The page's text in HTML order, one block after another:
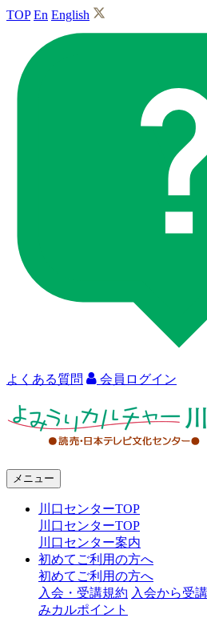
TOP En English
よくある質問 会員ログイン
メニュー
川口センターTOP
川口センターTOP
川口センター案内
初めてご利用の方へ
初めてご利用の方へ
入会・受講規約 入会から受
みカルポイント